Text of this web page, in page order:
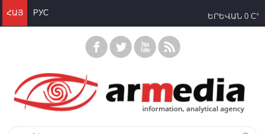
ՀԱՅ РУС ԵՐԵՎԱՆ 0 C°